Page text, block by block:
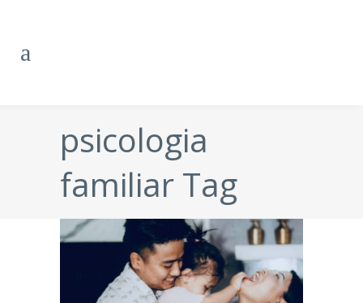
psicologia
familiar Tag